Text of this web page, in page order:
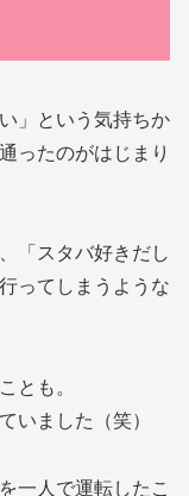
」という気持ちか
ったのがはじまり
「スタバ好きだし
ってしまうような
とも。
いました（笑）
一人で運転したこ